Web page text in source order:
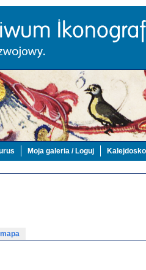
Moja galeria / Loguj
mapa